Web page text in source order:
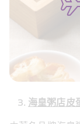
海皇粥店皮